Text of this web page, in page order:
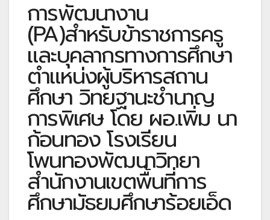
การพัฒนางาน
(PA)สำหรับข้าราชการครู
และบุคลากรทางการศึกษา
ตำแหน่งผู้บริหารสถาน
ศึกษา วิทยฐานะชำนาญ
การพิเศษ โดย ผอ.เพิ่ม นา
ก้อนทอง โรงเรียน
โพนทองพัฒนาวิทยา
สำนักงานเขตพื้นที่การ
ศึกษามัธยมศึกษาร้อยเอ็ด